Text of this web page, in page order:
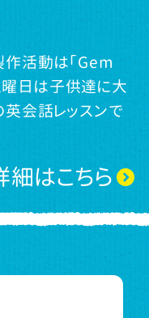
活動は「Gem
日は子供達に大
会話レッスンで
細はこちら